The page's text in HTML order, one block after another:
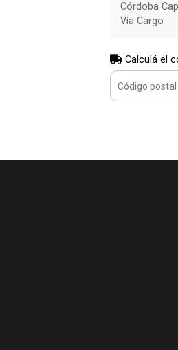
Córdoba
Vía Cargo
Calculá el